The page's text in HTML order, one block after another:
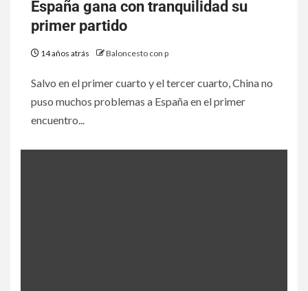
España gana con tranquilidad su
primer partido
14 años atrás Baloncesto con p
Salvo en el primer cuarto y el tercer cuarto, China no
puso muchos problemas a España en el primer
encuentro...